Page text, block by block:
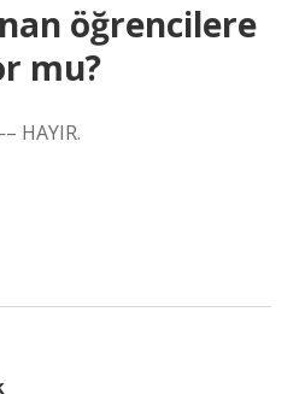
öğrencilere
mu?
HAYIR.